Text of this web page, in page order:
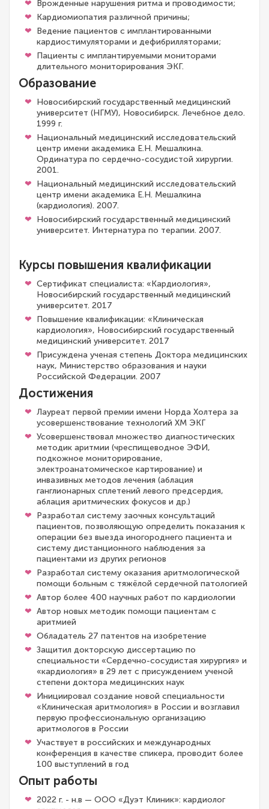
Врожденные нарушения ритма и проводимости;
Кардиомиопатия различной причины;
Ведение пациентов с имплантированными
кардиостимуляторами и дефибрилляторами;
Пациенты с имплантируемыми мониторами
длительного мониторирования ЭКГ.
Образование
Новосибирский государственный медицинский
университет (НГМУ), Новосибирск. Лечебное дело.
1999 г.
Национальный медицинский исследовательский
центр имени академика Е.Н. Мешалкина.
Ординатура по сердечно-сосудистой хирургии.
2001.
Национальный медицинский исследовательский
центр имени академика Е.Н. Мешалкина
(кардиология). 2007.
Новосибирский государственный медицинский
университет. Интернатура по терапии. 2007.
Курсы повышения квалификации
Сертификат специалиста: «Кардиология»,
Новосибирский государственный медицинский
университет. 2017
Повышение квалификации: «Клиническая
кардиология», Новосибирский государственный
медицинский университет. 2017
Присуждена ученая степень Доктора медицинских
наук, Министерство образования и науки
Российской Федерации. 2007
Достижения
Лауреат первой премии имени Норда Холтера за
усовершенствование технологий ХМ ЭКГ
Усовершенствовал множество диагностических
методик аритмии (чреспищеводное ЭФИ,
подкожное мониторирование,
электроанатомическое картирование) и
инвазивных методов лечения (аблация
ганглионарных сплетений левого предсердия,
аблация аритмических фокусов и др.)
Разработал систему заочных консультаций
пациентов, позволяющую определить показания к
операции без выезда иногороднего пациента и
систему дистанционного наблюдения за
пациентами из других регионов
Разработал систему оказания аритмологической
помощи больным с тяжёлой сердечной патологией
Автор более 400 научных работ по кардиологии
Автор новых методик помощи пациентам с
аритмией
Обладатель 27 патентов на изобретение
Защитил докторскую диссертацию по
специальности «Сердечно-сосудистая хирургия» и
«кардиология» в 29 лет с присуждением ученой
степени доктора медицинских наук
Инициировал создание новой специальности
«Клиническая аритмология» в России и возглавил
первую профессиональную организацию
аритмологов в России
Участвует в российских и международных
конференция в качестве спикера, проводит более
100 выступлений в год
Опыт работы
2022 г. - н.в — ООО «Дуэт Клиник»: кардиолог